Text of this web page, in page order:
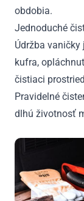
obdobia.
Jednoduché
Údržba
kufra,
čistiaci
Pravidelné
dlhú životnosť